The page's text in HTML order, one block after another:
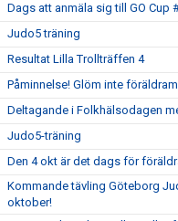
Dags att anmäla sig till GO Cup
Judo5 träning
Resultat Lilla Trollträffen 4
Påminnelse! Glöm inte
Deltagande i Folkhälsodagen
Judo5-träning
Den 4 okt är det dags för
Kommande tävling Göteborg
oktober!